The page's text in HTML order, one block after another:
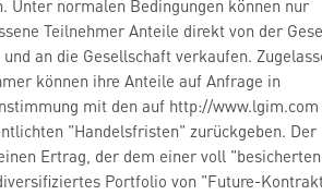
Unter normalen Bedingungen können nur
Teilnehmer Anteile direkt von der
an die Gesellschaft verkaufen.
können ihre Anteile auf Anfrage in
mit den auf http://www.lgim.com
"Handelsfristen" zurückgeben. Der
Ertrag, der dem einer voll
Portfolio von "Future-